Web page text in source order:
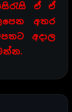
ඒ ඒ
අතර
අදාල